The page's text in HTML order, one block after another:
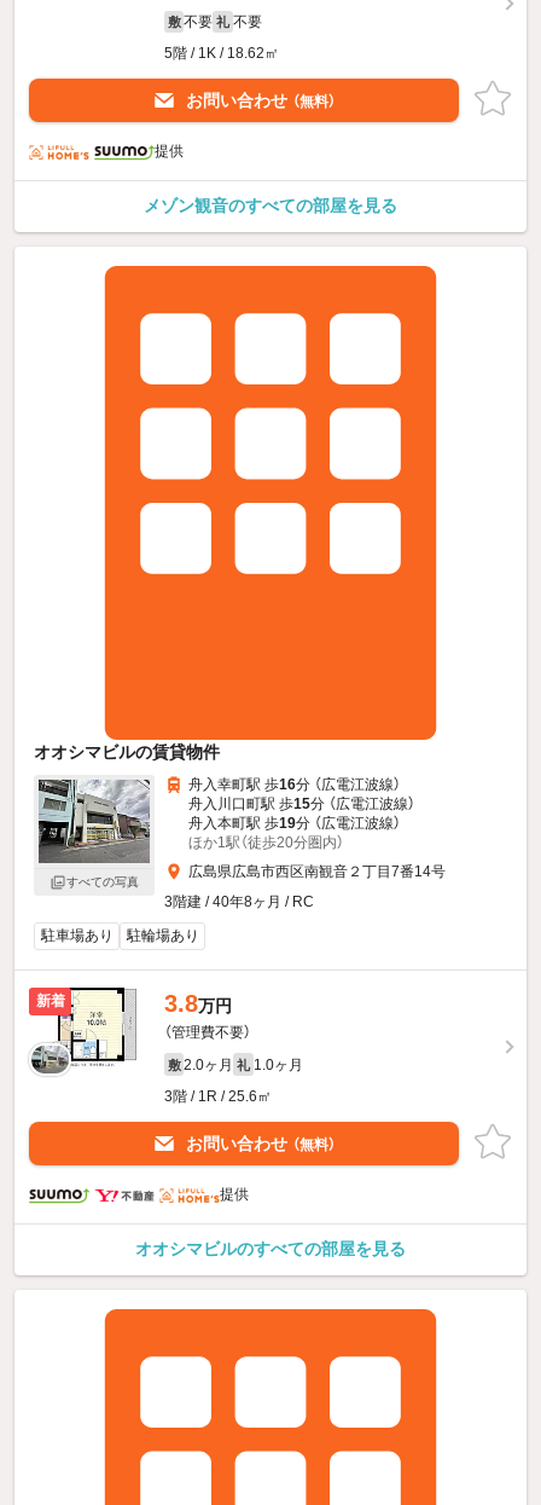
敷 不要 礼 不要
5階 / 1K / 18.62㎡
お問い合わせ （無料）
提供
メゾン観音のすべての部屋を見る
オオシマビルの賃貸物件
すべての写真
舟入幸町駅 歩16分 （広電江波線）
舟入川口町駅 歩15分 （広電江波線）
舟入本町駅 歩19分 （広電江波線）
ほか1駅（徒歩20分圏内）
広島県広島市西区南観音２丁目7番14号
3階建 / 40年8ヶ月 / RC
駐車場あり
駐輪場あり
新着 3.8万円
（管理費不要）
敷 2.0ヶ月 礼 1.0ヶ月
3階 / 1R / 25.6㎡
お問い合わせ （無料）
提供
オオシマビルのすべての部屋を見る